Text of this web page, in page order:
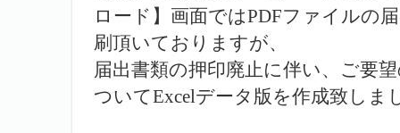
ロード】画面ではPDFファイルの
刷頂いておりますが、
届出書類の押印廃止に伴い、ご要
ついてExcelデータ版を作成致しま